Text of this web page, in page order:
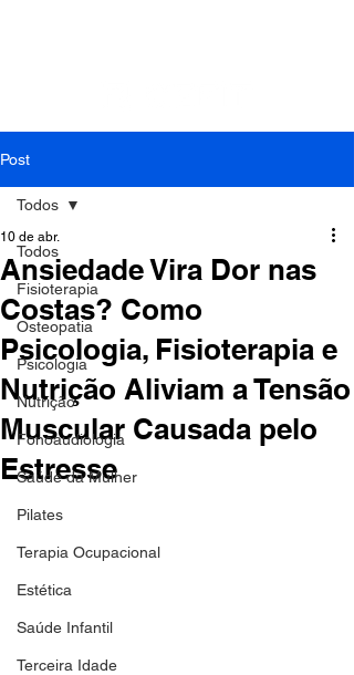
Post
Todos
Fisioterapia
Osteopatia
Psicologia
Nutrição
Fonoaudiologia
Saúde da Mulher
Pilates
Terapia Ocupacional
Estética
Saúde Infantil
Terceira Idade
Todos
Ansiedade Vira Dor nas
Costas? Como
Psicologia, Fisioterapia e
Nutrição Aliviam a Tensão
Muscular Causada pelo
Estresse
10 de abr.